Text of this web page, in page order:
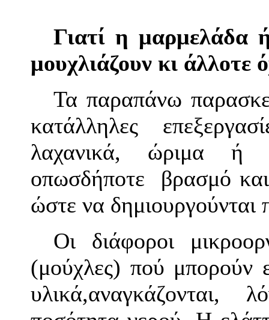
Γιατί η μαρμελάδα
μουχλιάζουν κι άλλοτε
Τα παραπάνω
κατάλληλες
λαχανικά, ώριμα ή
οπωσδήποτε βρασμό
ώστε να
Οι διάφοροι
(μούχλες) πού μπορούν